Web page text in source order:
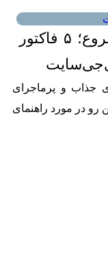
راهنمای خرید هاست برای شروع؛ ۵ فاکتور
جذاب و پرماجرای
در مورد راهنمای